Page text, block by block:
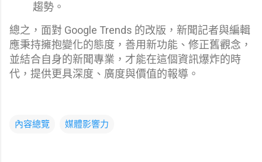
趨勢。
總之，面對 Google Trends 的改版，新聞記者與編輯
應秉持擁抱變化的態度，善用新功能、修正舊觀念，
並結合自身的新聞專業，才能在這個資訊爆炸的時
代，提供更具深度、廣度與價值的報導。
內容總覽 媒體影響力